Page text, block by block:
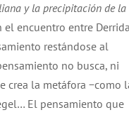
es:
$ 8.000.
y la precipitación de la
el encuentro entre
restándose al
no busca, ni
crea la metáfora −como
El pensamiento que